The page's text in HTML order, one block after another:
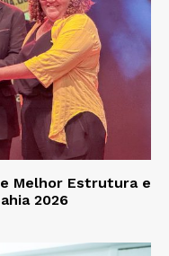
Melhor Estrutura e
2026